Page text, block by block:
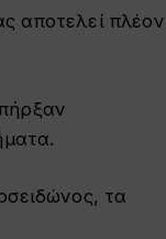
αποτελεί πλέον
τα